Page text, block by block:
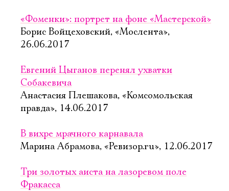
«Фоменки»: портрет на фоне «Мастерской»
Борис Войцеховский, «Мослента»,
26.06.2017
Евгений Цыганов перенял ухватки
Собакевича
Анастасия Плешакова, «Комсомольская
правда», 14.06.2017
В вихре мрачного карнавала
Марина Абрамова, «Ревизор.ru», 12.06.2017
Три золотых аиста на лазоревом поле
Фракасса